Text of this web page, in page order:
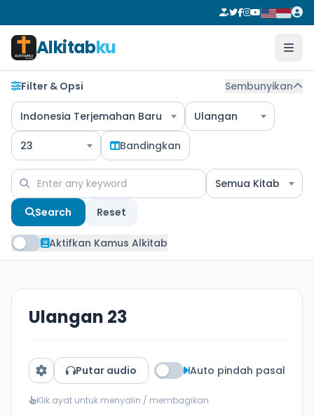
Alkitabku
Filter & Opsi Sembunyikan
Indonesia Terjemahan Baru Ulangan
23 Bandingkan
Semua Kitab
Search Reset
Aktifkan Kamus Alkitab
Ulangan 23
Putar audio Auto pindah pasal
Klik ayat untuk menyalin / membagikan